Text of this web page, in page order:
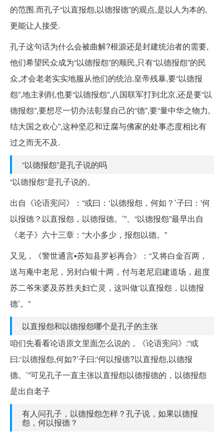
的范围.而孔子“以直报怨,以德报德”的观点,是以人为本的,
更能让人接受.
孔子这句话为什么会被曲解?根源还是封建统治者的需要,
他们希望民众成为“以德报怨”的顺民,只有“以德报怨”的民
众,才会老老实实地服从他们的统治.皇帝残暴,要“以德报
怨”,地主剥削,也要“以德报怨”,八国联军打到北京,还是要“以
德报怨”,要想尽一切办法彰显自己的“德”,要“量中华之物力,
结大国之欢心”,这种坚忍和迂腐与佛家的处事态度相比有
过之而无不及.
“以德报怨”是孔子说的吗
“以德报怨”是孔子说的。
出自《论语宪问》：“或曰：‘以德报怨，何如？’子曰：'何
以报德？以直报怨，以德报德。’”、“以德报怨”最早出自
《老子》六十三章：“大小多少，报怨以德。”
又见，《警世通言▪苏知县罗衫再合》：“又将白金百两，
送与庵中老尼，另封白银十两，付与老尼启建道场，超度
苏二爷朱婆及苏胜夫妇亡灵，这叫做‘以直报怨，以德报
德’。”
以直报怨和以德报怨哪个是孔子的主张
咱们先看看论语原文里面怎么说的，《论语宪问》:“或
曰:‘以德报怨,何如?’子曰:'何以报德?以直报怨,以德报
德。’”可见孔子一直主张以直报怨以德报德的，以德报怨
是出自老子
有人问孔子，以德报怨怎样？孔子说，如果以德报
怨，何以报德？